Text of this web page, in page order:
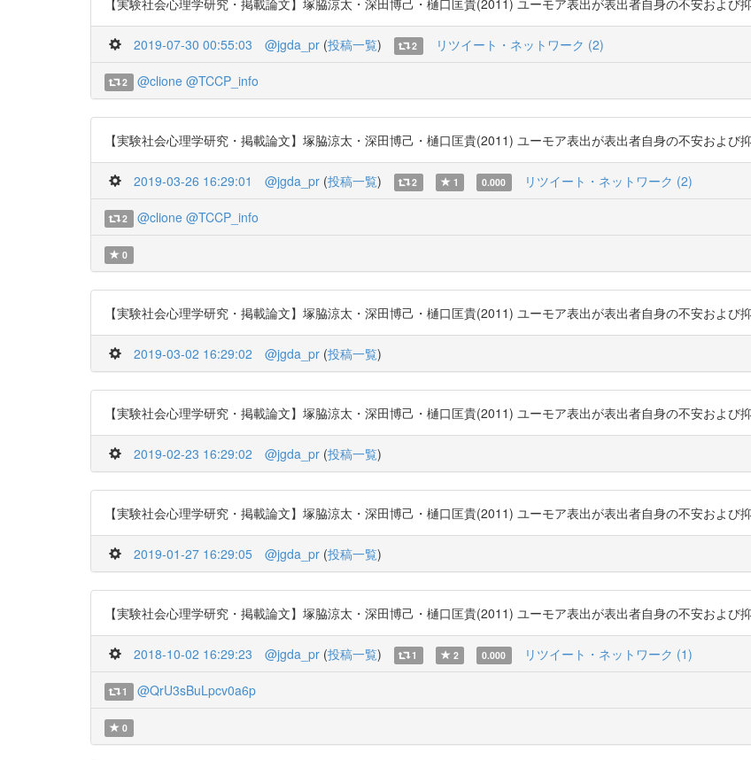
【実験社会心理学研究・掲載論文】塚脇涼太・深田博己・樋口匡貴(2011) ユーモア表出が表出者自身の不安およ
2019-07-30 00:55:03 @jgda_pr (投稿一覧) 2 リツイート・ネットワーク (2)
2 @clione @TCCP_info
【実験社会心理学研究・掲載論文】塚脇涼太・深田博己・樋口匡貴(2011) ユーモア表出が表出者自身の不安およ
2019-03-26 16:29:01 @jgda_pr (投稿一覧) 2 1 0.000 リツイート・ネットワーク (2)
2 @clione @TCCP_info
0
【実験社会心理学研究・掲載論文】塚脇涼太・深田博己・樋口匡貴(2011) ユーモア表出が表出者自身の不安およ
2019-03-02 16:29:02 @jgda_pr (投稿一覧)
【実験社会心理学研究・掲載論文】塚脇涼太・深田博己・樋口匡貴(2011) ユーモア表出が表出者自身の不安およ
2019-02-23 16:29:02 @jgda_pr (投稿一覧)
【実験社会心理学研究・掲載論文】塚脇涼太・深田博己・樋口匡貴(2011) ユーモア表出が表出者自身の不安およ
2019-01-27 16:29:05 @jgda_pr (投稿一覧)
【実験社会心理学研究・掲載論文】塚脇涼太・深田博己・樋口匡貴(2011) ユーモア表出が表出者自身の不安およ
2018-10-02 16:29:23 @jgda_pr (投稿一覧) 1 2 0.000 リツイート・ネットワーク (1)
1 @QrU3sBuLpcv0a6p
0